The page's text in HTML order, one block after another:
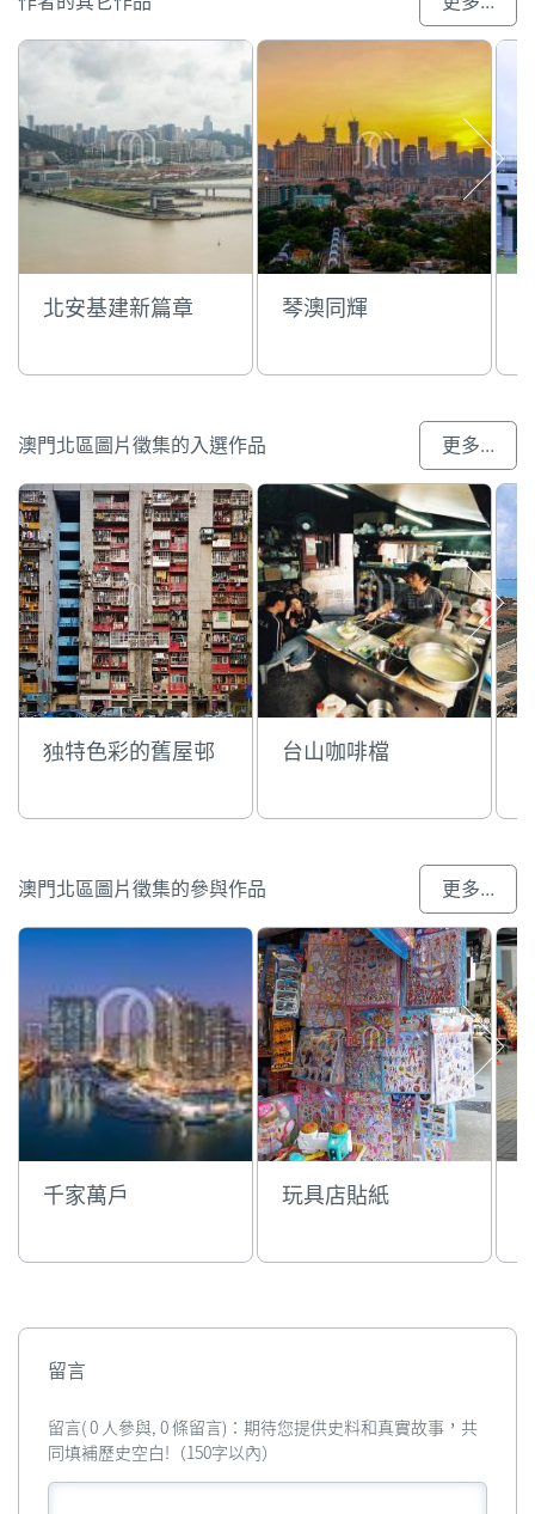
北安基建新篇章 琴澳同輝
澳門北區圖片徵集的入選作品 更多...
独特色彩的舊屋邨 台山咖啡檔
澳門北區圖片徵集的參與作品 更多...
千家萬戶 玩具店貼紙
留言
留言( 0 人參與, 0 條留言)：期待您提供史料和真實故事，共
同填補歷史空白!（150字以內）